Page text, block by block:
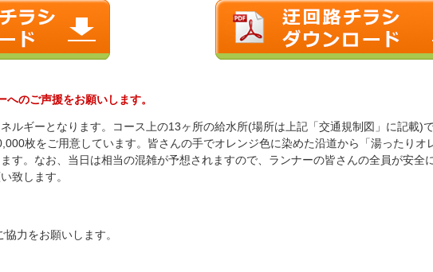
のご声援をお願いします。
ルギーとなります。コース上の13ヶ所の給水所(場所は上記「交通規制図」に記載)
枚をご用意しています。皆さんの手でオレンジ色に染めた沿道から「湯ったりオ
す。なお、当日は相当の混雑が予想されますので、ランナーの皆さんの全員が安全
致します。
力をお願いします。